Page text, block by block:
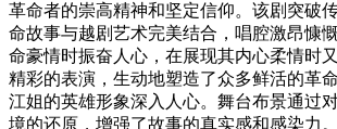
革命者的崇高精神和坚定信仰。该剧突破
命故事与越剧艺术完美结合，唱腔激昂慷
命豪情时振奋人心，在展现其内心柔情时
精彩的表演，生动地塑造了众多鲜活的革
江姐的英雄形象深入人心。舞台布景通过
境的还原，增强了故事的真实感和感染力